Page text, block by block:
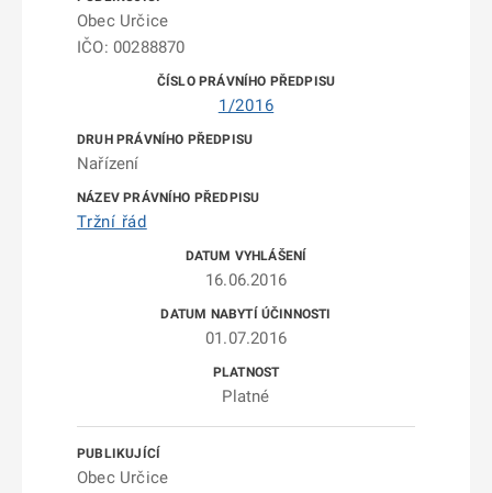
Obec Určice
IČO: 00288870
1/2016
Nařízení
Tržní řád
16.06.2016
01.07.2016
Platné
Obec Určice